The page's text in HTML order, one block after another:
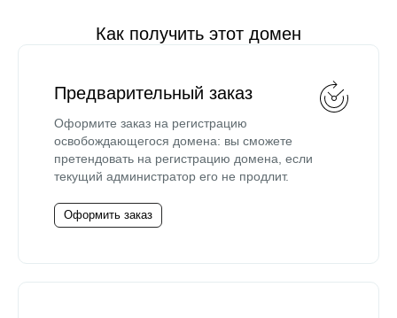
Как получить этот домен
Предварительный заказ
Оформите заказ на регистрацию
освобождающегося домена: вы сможете
претендовать на регистрацию домена, если
текущий администратор его не продлит.
Оформить заказ